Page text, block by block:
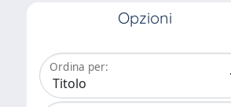
Opzioni
Ordina per: